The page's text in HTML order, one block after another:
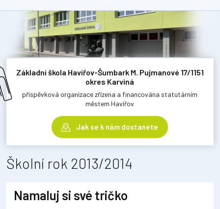
Základní škola Havířov-Šumbark M. Pujmanové 17/1151
okres Karviná
příspěvková organizace zřízena a financována statutárním
městem Havířov
Jak se k nám dostanete
Školní rok 2013/2014
Namaluj si své tričko